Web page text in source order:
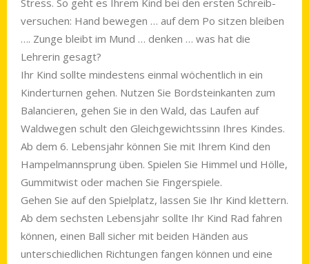
Stress. So geht es Ihrem Kind bei den ersten Schreib­
versuchen: Hand bewegen … auf dem Po sitzen bleiben
…. Zunge bleibt im Mund … denken … was hat die
Lehrerin gesagt?
Ihr Kind sollte mindestens einmal wöchentlich in ein
Kinderturnen gehen. Nutzen Sie Bordsteinkanten zum
Balancieren, gehen Sie in den Wald, das Laufen auf
Wald­wegen schult den Gleich­gewichtssinn Ihres Kindes.
Ab dem 6. Lebensjahr können Sie mit Ihrem Kind den
Hampelmannsprung üben. Spielen Sie Himmel und Hölle,
Gummitwist oder machen Sie Fingerspiele.
Gehen Sie auf den Spielplatz, lassen Sie Ihr Kind klettern.
Ab dem sechsten Lebensjahr sollte Ihr Kind Rad fahren
können, einen Ball sicher mit beiden Händen aus
unterschiedlichen Rich­tungen fangen können und eine